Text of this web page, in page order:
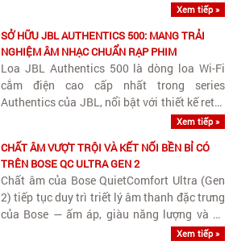
giải trí di động thu nhỏ cho gia đình, kết hợp
cao, hát karaoke tiện..
Xem tiếp »
SỞ HỮU JBL AUTHENTICS 500: MANG TRẢI
NGHIỆM ÂM NHẠC CHUẨN RẠP PHIM
Loa JBL Authentics 500 là dòng loa Wi-Fi
cắm điện cao cấp nhất trong series
Authentics của JBL, nổi bật với thiết kế retro
Quadrex, công suất khủng 270W và khả
Xem tiếp »
CHẤT ÂM VƯỢT TRỘI VÀ KẾT NỐI BỀN BỈ CÓ
TRÊN BOSE QC ULTRA GEN 2
Chất âm của Bose QuietComfort Ultra (Gen
2) tiếp tục duy trì triết lý âm thanh đặc trưng
của Bose — ấm áp, giàu năng lượng và dễ
nghe lâu — nhưng được nâng cấp đáng kể về
Xem tiếp »